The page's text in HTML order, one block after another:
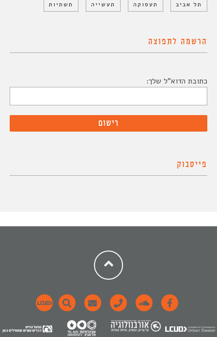
תל אביב תעסוקה תעשייה תשתיות
הרשמה לתפוצה
כתובת הדוא"ל שלך:
פייסבוק